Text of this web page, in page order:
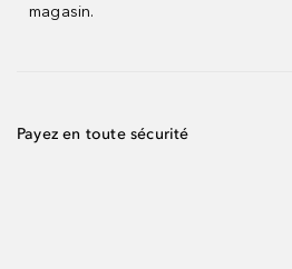
magasin.
Payez en toute sécurité